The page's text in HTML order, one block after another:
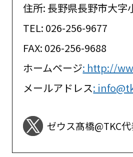
住所: 長野県長野市大字
TEL: 026-256-9677
FAX: 026-256-9688
ホームページ: http://
メールアドレス:
ゼウス髙橋@TKC